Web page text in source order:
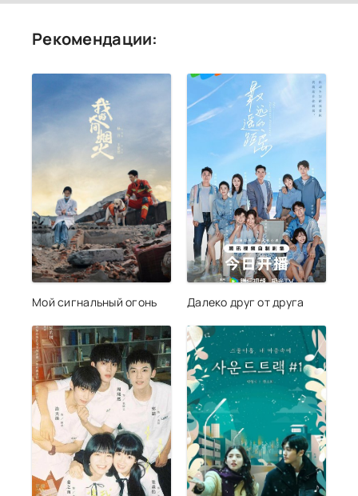
Рекомендации:
Мой сигнальный огонь Далеко друг от друга